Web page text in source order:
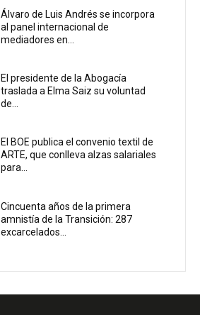
Álvaro de Luis Andrés se incorpora
al panel internacional de
mediadores en...
El presidente de la Abogacía
traslada a Elma Saiz su voluntad
de...
El BOE publica el convenio textil de
ARTE, que conlleva alzas salariales
para...
Cincuenta años de la primera
amnistía de la Transición: 287
excarcelados...